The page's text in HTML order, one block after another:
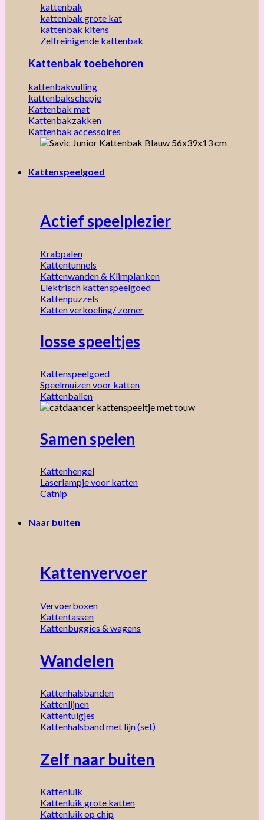
kattenbak
kattenbak grote kat
kattenbak kitens
Zelfreinigende kattenbak
Kattenbak toebehoren
kattenbakvulling
kattenbakschepje
Kattenbak mat
Kattenbakzakken
Kattenbak accessoires
Kattenspeelgoed
Actief speelplezier
Krabpalen
Kattentunnels
Kattenwanden & Klimplanken
Elektrisch kattenspeelgoed
Kattenpuzzels
Katten verkoeling/ zomer
losse speeltjes
Kattenspeelgoed
Speelmuizen voor katten
Kattenballen
Samen spelen
Kattenhengel
Laserlampje voor katten
Catnip
Naar buiten
Kattenvervoer
Vervoerboxen
Kattentassen
Kattenbuggies & wagens
Wandelen
Kattenhalsbanden
Kattenlijnen
Kattentuigjes
Kattenhalsband met lijn (set)
Zelf naar buiten
Kattenluik
Kattenluik grote katten
Kattenluik op chip